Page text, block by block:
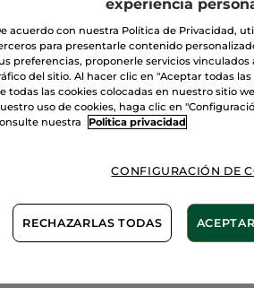
Depilación Axilas
15 min
Más que una depilación, es un
adaptamos la cera según el tipo
nuestras depilaciones están
experiencia
acuerdo con nuestra Política de Privacidad,
para presentarle contenido
preferencias, proponerle servicios vinculados
del sitio. Al hacer clic en "Aceptar todas
todas las cookies colocadas en nuestro sitio
uso de cookies, haga clic en
nuestra
Politica privacidad
CONFIGURACIÓN DE
RECHAZARLAS TODAS